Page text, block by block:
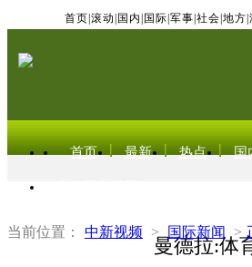
首页 滚动 国内 国际 军事 社会 地方
首页 最新 热点 国
当前位置： 中新视频 > 国际新闻 >
曼德拉:体